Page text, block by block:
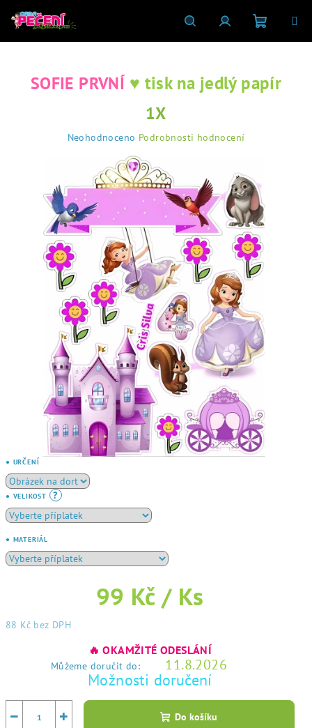
HledatPřihlášeníNákupní
košík
● URČENÍ
● VELIKOST ?
● MATERIÁL
99 Kč / Ks
88 Kč bez DPH
🔥 OKAMŽITÉ ODESLÁNÍ
Můžeme doručit do: 11.8.2026
Možnosti doručení
+
− Do košíku
SOFIE PRVNÍ ♥ tisk na jedlý papír
1X
hvězdiček.
Neohodnoceno Podrobnosti hodnocení